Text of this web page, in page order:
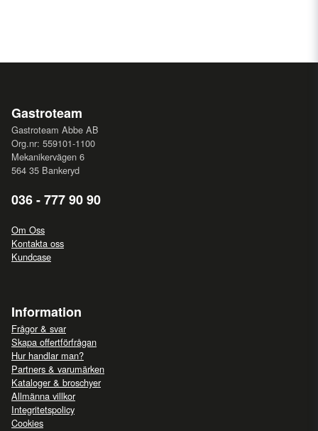
Gastroteam
Gastroteam Abbe AB
Org.nr: 559101-1100
Mekanikervägen 6
564 35 Bankeryd
036 - 777 90 90
Om Oss
Kontakta oss
Kundcase
Information
Frågor & svar
Skapa offertförfrågan
Hur handlar man?
Partners & varumärken
Kataloger & broschyer
Allmänna villkor
Integritetspolicy
Cookies